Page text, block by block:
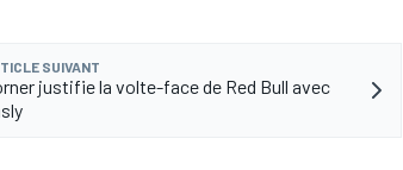
SUIVANT
justifie la volte-face de Red Bull avec